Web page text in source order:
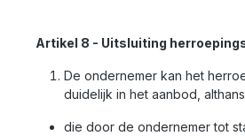
Artikel 8 - Uitsluiting
De ondernemer kan het
duidelijk in het aanbod,
die door de ondernemer tot